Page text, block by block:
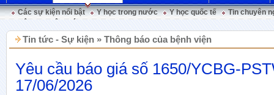
Các sự kiện nổi bật
Y học trong nước Y học quốc tế
Tin chuyên
Tin tức - Sự kiện » Thông báo của bệnh viện
Yêu cầu báo giá số 1650/YCBG-
17/06/2026